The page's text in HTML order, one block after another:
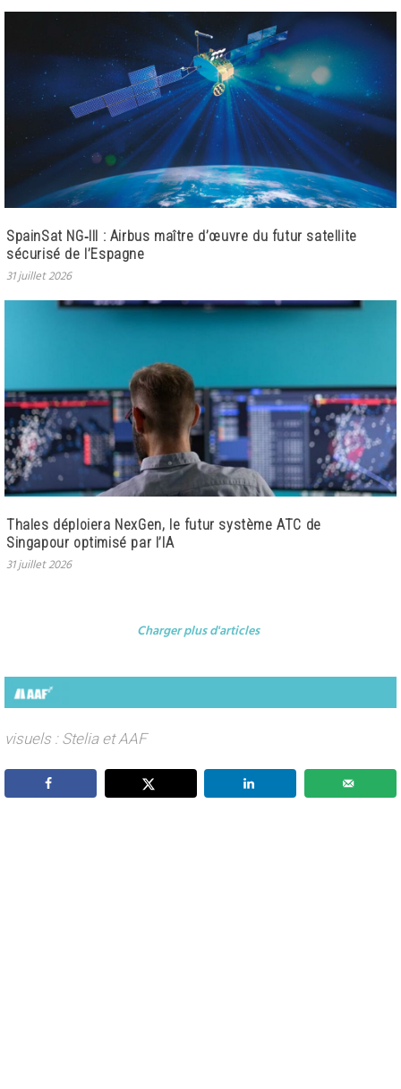
SpainSat NG‑III : Airbus maître d’œuvre du futur satellite
sécurisé de l’Espagne
31 juillet 2026
Thales déploiera NexGen, le futur système ATC de
Singapour optimisé par l’IA
31 juillet 2026
Charger plus d'articles
visuels : Stelia et AAF